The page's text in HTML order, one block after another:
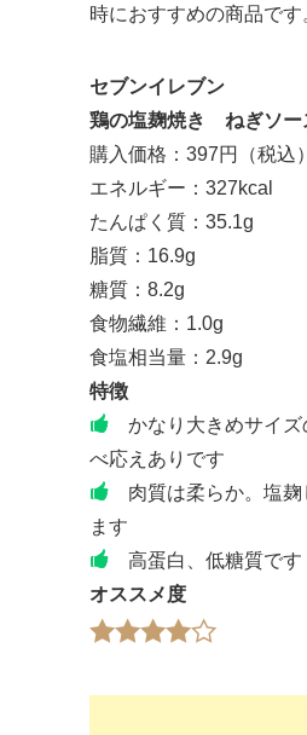
時におすすめの商品です
セブンイレブン
鶏の塩麹焼き ねぎソー
購入価格：397円（税込）
エネルギー：327kcal
たんぱく質：35.1g
脂質：16.9g
糖質：8.2g
食物繊維：1.0g
食塩相当量：2.9g
特徴
かなり大きめサイズ
べ応えありです
肉質は柔らか。塩麹
ます
高蛋白、低糖質です
オススメ度